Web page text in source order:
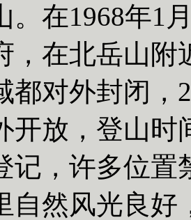
。在1968年1
，在北岳山附
都对外封闭，
开放，登山时
记，许多位置
自然风光良好